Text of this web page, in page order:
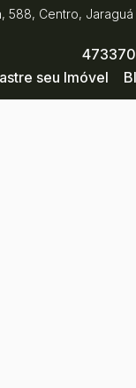
, 588, Centro,
seu Imóvel